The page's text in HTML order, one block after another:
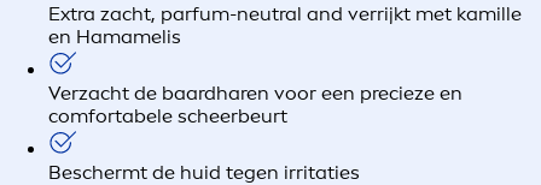
Extra zacht, parfum-neutral and verrijkt met kamille
en Hamamelis
Verzacht de baardharen voor een precieze en
comfortabele scheerbeurt
Beschermt de huid tegen irritaties